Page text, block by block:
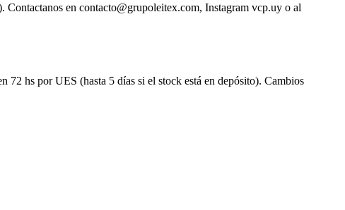
Contactanos en contacto@grupoleitex.com, Instagram vcp.uy o al
hs por UES (hasta 5 días si el stock está en depósito). Cambios